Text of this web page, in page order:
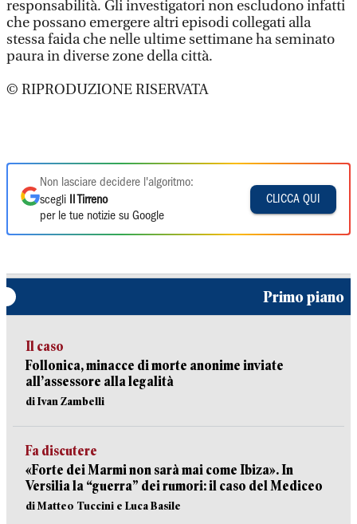
responsabilità. Gli investigatori non escludono infatti
che possano emergere altri episodi collegati alla
stessa faida che nelle ultime settimane ha seminato
paura in diverse zone della città.
© RIPRODUZIONE RISERVATA
Non lasciare decidere l'algoritmo:
scegli
Il Tirreno
per le tue notizie su Google
CLICCA QUI
Primo piano
Il caso
Follonica, minacce di morte anonime inviate
all’assessore alla legalità
di Ivan Zambelli
Fa discutere
«Forte dei Marmi non sarà mai come Ibiza». In
Versilia la “guerra” dei rumori: il caso del Mediceo
di Matteo Tuccini e Luca Basile